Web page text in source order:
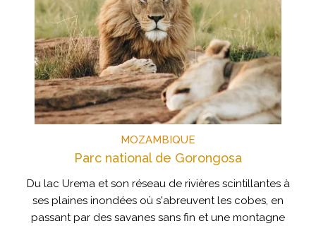
MOZAMBIQUE
Parc national de Gorongosa
Du lac Urema et son réseau de rivières scintillantes à
ses plaines inondées où s'abreuvent les cobes, en
passant par des savanes sans fin et une montagne